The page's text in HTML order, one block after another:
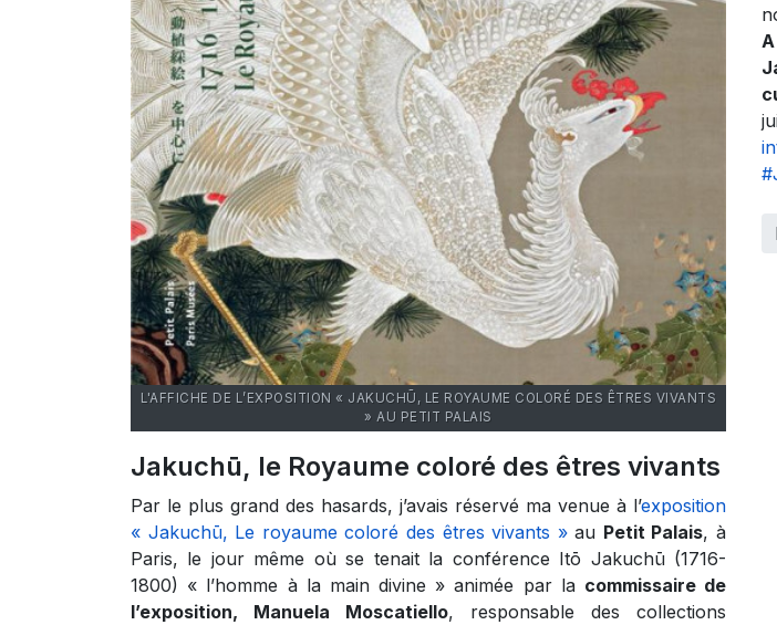
L'AFFICHE DE L’EXPOSITION « JAKUCHŪ, LE ROYAUME COLORÉ DES ÊTRES VIVANTS
» AU PETIT PALAIS
Jakuchū, le Royaume coloré des êtres vivants
Par le plus grand des hasards, j’avais réservé ma venue à l’exposition
« Jakuchū, Le royaume coloré des êtres vivants »au Petit Palais, à
Paris, le jour même où se tenait la conférence Itō Jakuchū (1716-
1800) « l’homme à la main divine » animée par la commissaire de
l’exposition, Manuela Moscatiello, responsable des collections